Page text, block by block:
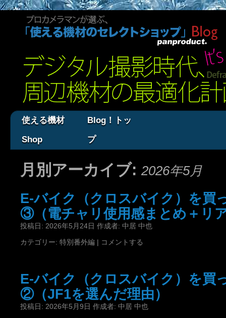
使える機材
Shop
Blog！トッ
プ
月別アーカイブ: 2026年5月
E-バイク（クロスバイク）を買
③（電チャリ使用感まとめ＋リ
投稿日: 2026年5月24日 作成者: 中居 中也
カテゴリー: 特別番外編 | コメントする
E-バイク（クロスバイク）を買
②（JF1を選んだ理由）
投稿日: 2026年5月9日 作成者: 中居 中也